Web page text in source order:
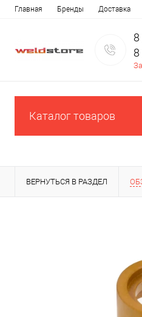
Главная Бренды Доставка
Каталог товаров
ВЕРНУТЬСЯ В РАЗДЕЛ